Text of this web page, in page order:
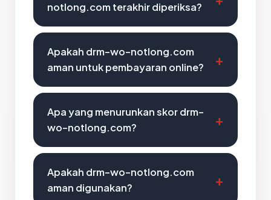
notlong.com terakhir diperiksa?
Apakah drm-wo-notlong.com
aman untuk pembayaran online?
Apa yang menurunkan skor drm-
wo-notlong.com?
Apakah drm-wo-notlong.com
aman digunakan?